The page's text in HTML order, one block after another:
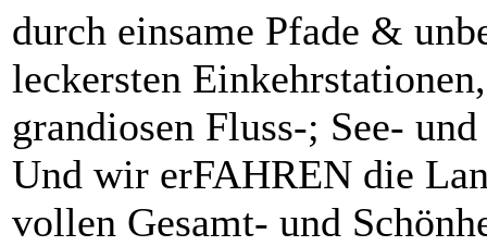
durch einsame Pfade &
leckersten
grandiosen Fluss-; See-
Und wir erFAHREN die
vollen Gesamt- und